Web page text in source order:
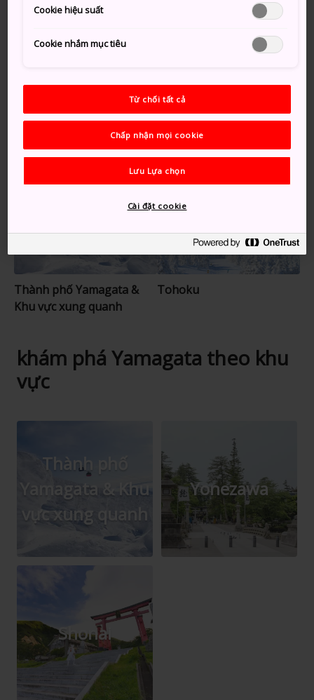
hùng vĩ
Núi Gassan, ngọn núi cao nhất trong ba
ngọn núi thiêng của Dewa Sanzan
trung tâm Thành phố Yamagata
Thành phố Yamagata &
Khu vực xung quanh
Tohoku
khám phá Yamagata theo khu
vực
Thành phố
Yamagata & Khu
vực xung quanh
Yonezawa
Shonai
Cookie hiệu suất
Cookie nhắm mục tiêu
Từ chối tất cả
Chấp nhận mọi cookie
Lưu Lựa chọn
Cài đặt cookie